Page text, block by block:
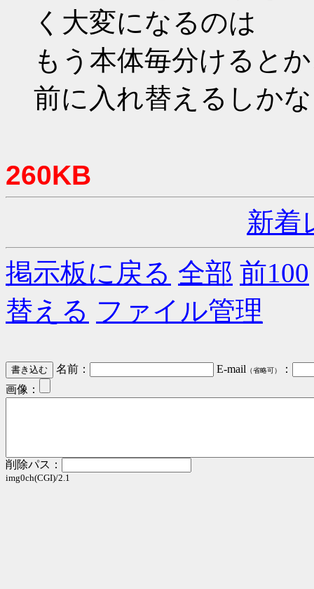
く大変になるのは
もう本体毎分けると
前に入れ替えるしか
260KB
新着
掲示板に戻る 全部 前100
替える ファイル管理
名前： E-mail （省略可）
：
画像：
削除パス：
img0ch(CGI)/2.1